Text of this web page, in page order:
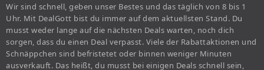
Wir sind schnell, geben unser Bestes und das täglich von 8 bis 1
Uhr. Mit DealGott bist du immer auf dem aktuellsten Stand. Du
musst weder lange auf die nächsten Deals warten, noch dich
sorgen, dass du einen Deal verpasst. Viele der Rabattaktionen und
Schnäppchen sind befristetet oder binnen weniger Minuten
ausverkauft. Das heißt, du musst bei einigen Deals schnell sein,